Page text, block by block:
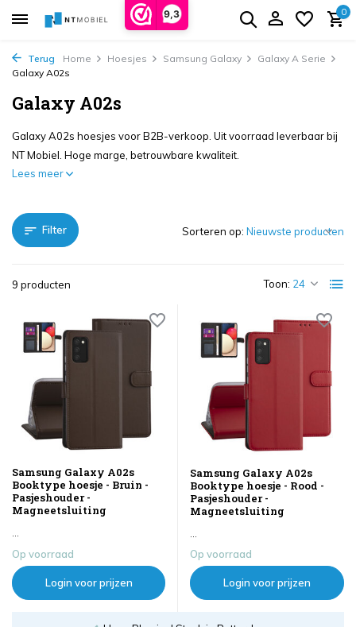
9,3 0
Terug Home Hoesjes Samsung Galaxy
Galaxy A Serie
Galaxy A02s
Galaxy A02s
Galaxy A02s hoesjes voor B2B-verkoop. Uit voorraad leverbaar bij
NT Mobiel. Hoge marge, betrouwbare kwaliteit.
Lees meer
Filter
9 producten Toon:
Sorteren op:
Samsung Galaxy A02s
Booktype hoesje - Bruin -
Pasjeshouder -
Magneetsluiting
Op voorraad
Login voor prijzen
Samsung Galaxy A02s
Booktype hoesje - Rood -
Pasjeshouder -
Magneetsluiting
Op voorraad
Login voor prijzen